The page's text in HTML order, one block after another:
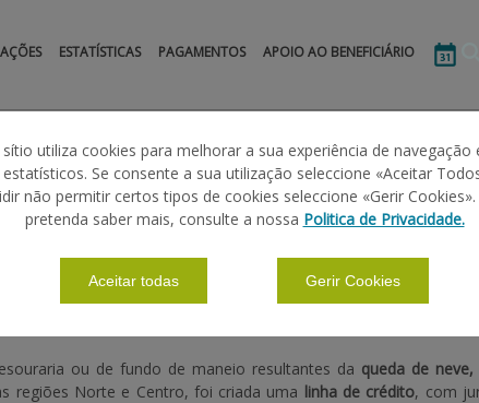
ESTATÍSTICAS PAGAMENTOS APOIO AO BENEFICIÁRIO
DE CRÉDITO ESPECIAL
ou de fundo de maneio resultantes da queda de
regiões Norte e Centro, foi criada uma linha de crédito, com
sítio utiliza cookies para melhorar a sua experiência de navegação
Se consente a sua utilização seleccione «Aceitar
não permitir certos tipos de cookies seleccione «Gerir Cookies».
pretenda saber mais, consulte a nossa Politica de Privacidade.
Aceitar todas Gerir Cookies